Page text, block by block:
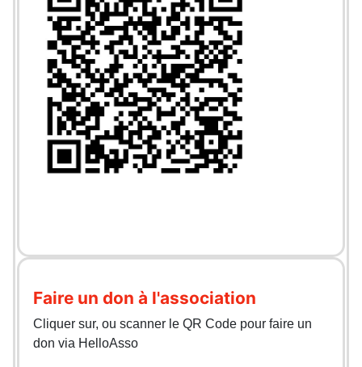
Faire un don à l'association
Cliquer sur, ou scanner le QR Code pour faire un
don via HelloAsso